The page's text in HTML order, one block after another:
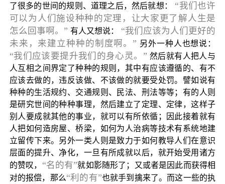
了很多的世间的规则、道理之后，然后就想：
“我们也许
可以为人们施设种种的定理，让大家更了解人生是
怎么回事啊。” 有人又想说：
“我们应该为人们更好的
未来，来建立种种的制度啊。” 另外一种人也想说：
“我们应该要提升我们的身心灵。”然后就有人把人与
人互相之间界定了种种的规则，其中有应该遵循的、有不
应该去做的，违反该做、不该做的就要受处罚。譬如说有
种种的生活规约、交通规则、民法、刑法等等；有的人则
是研究世间的种种事理，然后建立了定理、定律，这样子
别人要成就其他的事业，就可以有所依循；因此接着就有
人把如何造房屋、桥梁，如何为人治病等技术有系统地建
立留传下来。另外一类人则是致力于如何教导人们在意识
层面的提升、净化，一旦有所成就以后，就开始受用诸方
的赞叹， “名的有”就如影随形了；又或者是因此而获得相
对的报偿，那么“利的有”也就手到擒来了。而这一些的执